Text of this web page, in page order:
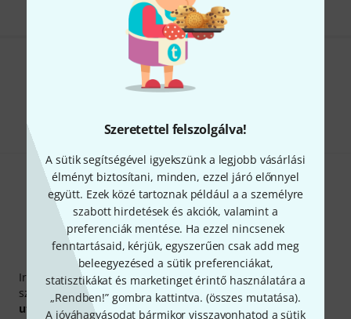
Szeretettel felszolgálva!
A sütik segítségével igyekszünk a legjobb vásárlási
élményt biztosítani, minden, ezzel járó előnnyel
együtt. Ezek közé tartoznak például a a személyre
szabott hirdetések és akciók, valamint a
preferenciák mentése. Ha ezzel nincsenek
fenntartásaid, kérjük, egyszerűen csak add meg
beleegyezésed a sütik preferenciákat,
statisztikákat és marketinget érintő használatára a
„Rendben!” gombra kattintva. (összes mutatása).
A jóváhagyásodat bármikor visszavonhatod a sütik
Tetszik, amit látsz?
Thomann hírlevél
Iratkozz fel a Thomann angol nyelvű hírlevelére, és kis
szerencsével megnyerheted a50egyenként50 € értékű
utalvány
egyikét.